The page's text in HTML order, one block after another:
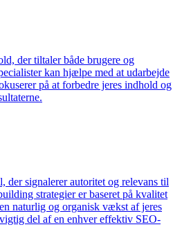
der tiltaler både brugere og
kan hjælpe med at udarbejde
på at forbedre jeres indhold og
signalerer autoritet og relevans til
strategier er baseret på kvalitet
naturlig og organisk vækst af jeres
del af en enhver effektiv SEO-